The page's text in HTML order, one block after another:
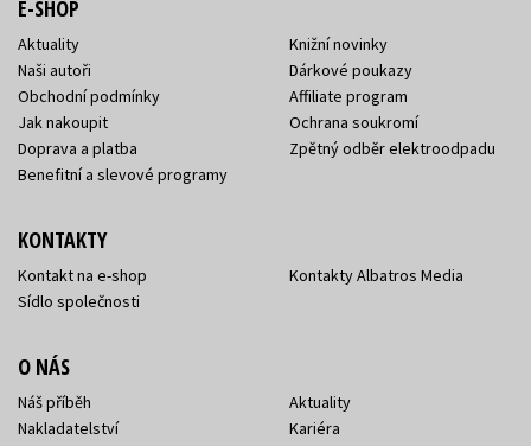
E-SHOP
Aktuality
Naši autoři
Obchodní podmínky
Jak nakoupit
Doprava a platba
Benefitní a slevové programy
Knižní novinky
Dárkové poukazy
Affiliate program
Ochrana soukromí
Zpětný odběr elektroodpadu
KONTAKTY
Kontakt na e-shop
Sídlo společnosti
Kontakty Albatros Media
O NÁS
Náš příběh
Nakladatelství
Aktuality
Kariéra